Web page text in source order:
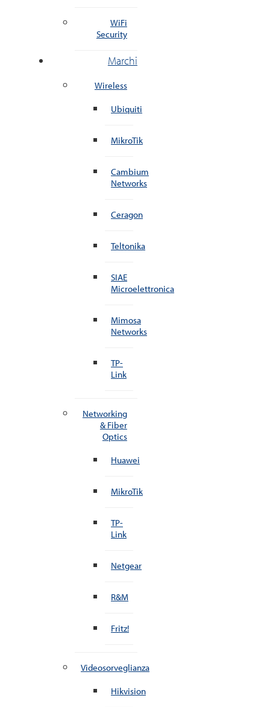
WiFi
Security
Marchi
Wireless
Ubiquiti
MikroTik
Cambium
Networks
Ceragon
Teltonika
SIAE
Microelettronica
Mimosa
Networks
TP-
Link
Networking
& Fiber
Optics
Huawei
MikroTik
TP-
Link
Netgear
R&M
Fritz!
Videosorveglianza
Hikvision